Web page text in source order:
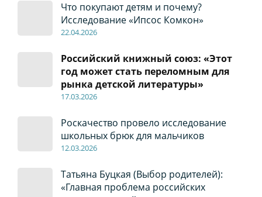
Что покупают детям и почему?
Исследование «Ипсос Комкон»
22.04.2026
Российский книжный союз: «Этот
год может стать переломным для
рынка детской литературы»
17.03.2026
Роскачество провело исследование
школьных брюк для мальчиков
12.03.2026
Татьяна Буцкая (Выбор родителей):
«Главная проблема российских